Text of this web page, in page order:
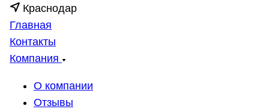
Краснодар
Главная
Контакты
Компания
О компании
Отзывы